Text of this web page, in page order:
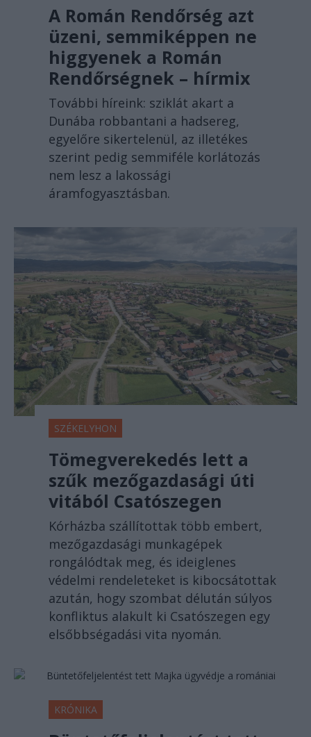
A Román Rendőrség azt
üzeni, semmiképpen ne
higgyenek a Román
Rendőrségnek – hírmix
További híreink: sziklát akart a
Dunába robbantani a hadsereg,
egyelőre sikertelenül, az illetékes
szerint pedig semmiféle korlátozás
nem lesz a lakossági
áramfogyasztásban.
SZÉKELYHON
Tömegverekedés lett a
szűk mezőgazdasági úti
vitából Csatószegen
Kórházba szállítottak több embert,
mezőgazdasági munkagépek
rongálódtak meg, és ideiglenes
védelmi rendeleteket is kibocsátottak
azután, hogy szombat délután súlyos
konfliktus alakult ki Csatószegen egy
elsőbbségadási vita nyomán.
KRÓNIKA